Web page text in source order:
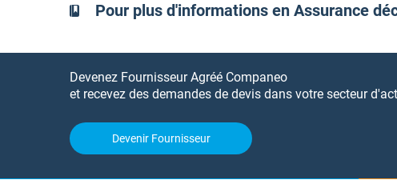
Pour plus d'informations en Assurance
Devenez Fournisseur Agréé Companeo
et recevez des demandes de devis dans votre secteur
Devenir Fournisseur